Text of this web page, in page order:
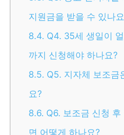
지원금을 받을 수 있나
8.4. Q4. 35세 생일이
까지 신청해야 하나요?
8.5. Q5. 지자체 보조금
요?
8.6. Q6. 보조금 신청
면 어떻게 하나요?